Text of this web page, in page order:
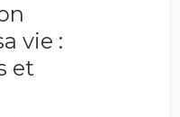
vie :
et